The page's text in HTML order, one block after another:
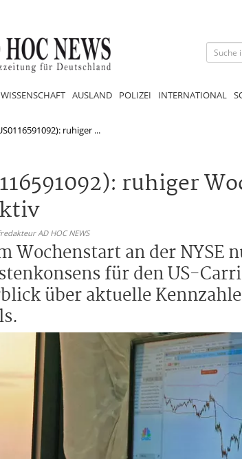
WISSENSCHAFT AUSLAND POLIZEI INTERNATIONAL
ruhiger ...
ruhiger
AD HOC NEWS
Wochenstart an der NYSE
für den US-
über aktuelle